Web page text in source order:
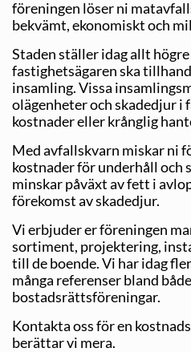
föreningen löser ni
bekvämt, ekonomiskt och
Staden ställer idag allt
fastighetsägaren ska
insamling. Vissa
olägenheter och skadedjur i
kostnader eller krånglig
Med avfallskvarn miskar ni
kostnader för underhåll och
minskar påväxt av fett i
förekomst av skadedjur.
Vi erbjuder er föreningen
sortiment, projektering,
till de boende. Vi har idag
många referenser bland
bostadsrättsföreningar.
Kontakta oss för en
berättar vi mera.